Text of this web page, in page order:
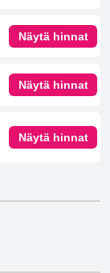
Näytä hinnat
Näytä hinnat
Näytä hinnat